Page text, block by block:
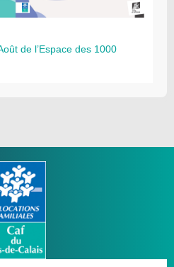
de l’Espace des 1000